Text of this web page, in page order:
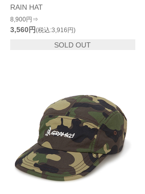
RAIN HAT
8,900円⇒
3,560円(税込:3,916円)
SOLD OUT